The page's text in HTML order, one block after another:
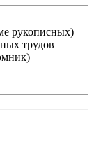
рукописных)
трудов